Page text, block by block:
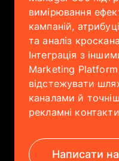
вимірювання
кампаній,
та аналіз
Інтеграція з
Marketing
відстежувати
каналами й
рекламні
Написати